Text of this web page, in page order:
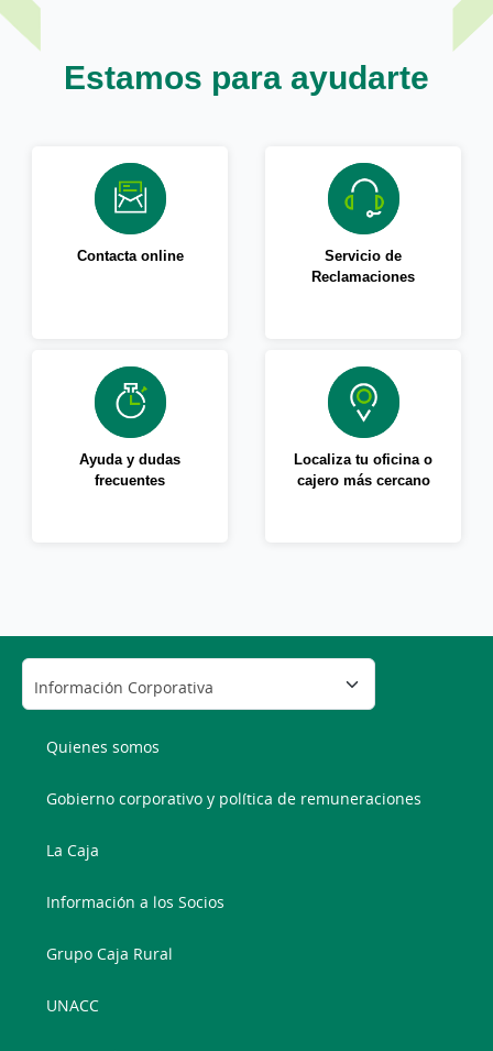
Estamos para ayudarte
Contacta online
Servicio de
Reclamaciones
Ayuda y dudas
frecuentes
Localiza tu oficina o
cajero más cercano
Quienes somos
Gobierno corporativo y política de remuneraciones
La Caja
Información a los Socios
Grupo Caja Rural
UNACC